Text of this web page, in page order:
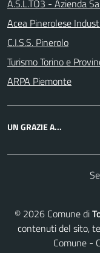
A.S.L.TO3 - Azienda
Acea Pinerolese
C.I.S.S. Pinerolo
Turismo Torino e
ARPA Piemonte
UN GRAZIE A...
© 2026 Comune di
contenuti del sito,
Comune -